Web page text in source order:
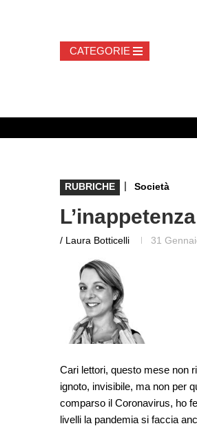
RUBRICHE | Società
/ Laura Botticelli 31
Cari lettori, questo mese non
ignoto, invisibile, ma non per
comparso il Coronavirus, ho
livelli la pandemia si faccia